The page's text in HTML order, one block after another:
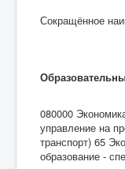
Сокращённое
080000
управление на
транспорт) 65
образование -